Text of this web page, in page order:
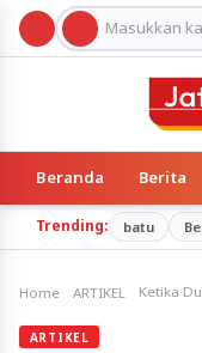
Beranda Berita
Trending: batu
Home ARTIKEL
ARTIKEL